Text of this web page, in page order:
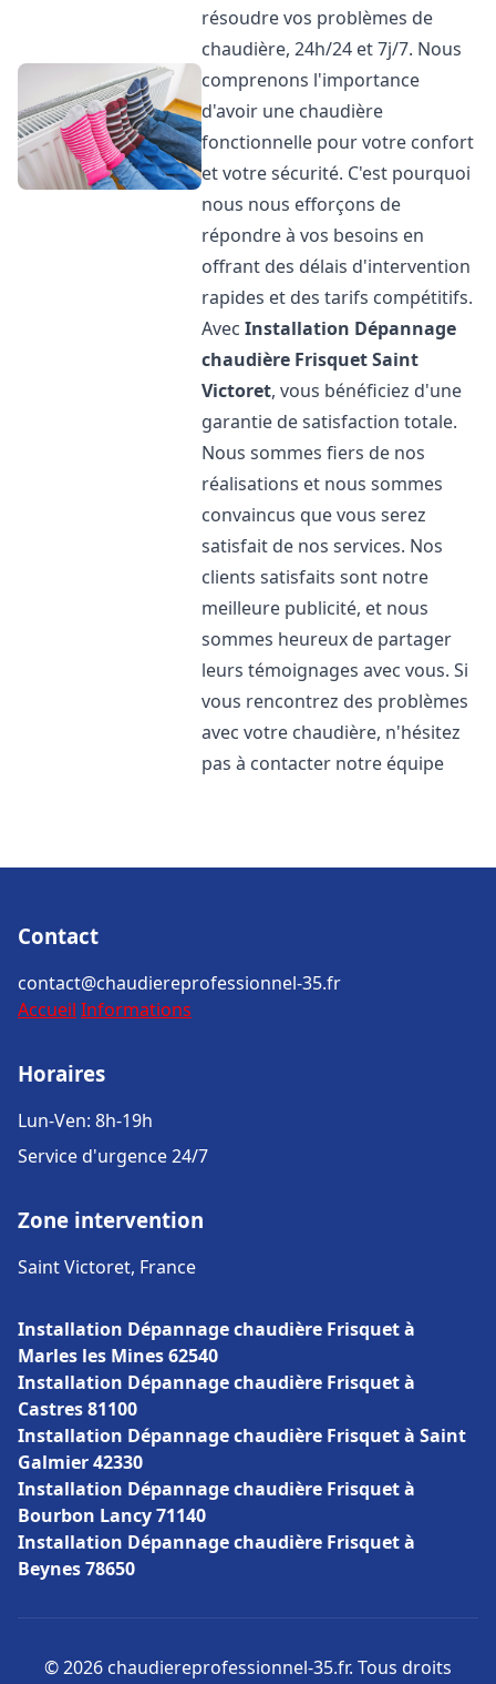
résoudre vos problèmes de
chaudière, 24h/24 et 7j/7. Nous
comprenons l'importance
d'avoir une chaudière
fonctionnelle pour votre confort
et votre sécurité. C'est pourquoi
nous nous efforçons de
répondre à vos besoins en
offrant des délais d'intervention
rapides et des tarifs compétitifs.
AvecInstallation Dépannage
chaudière FrisquetSaint
Victoret, vous bénéficiez d'une
garantie de satisfaction totale.
Nous sommes fiers de nos
réalisations et nous sommes
convaincus que vous serez
satisfait de nos services. Nos
clients satisfaits sont notre
meilleure publicité, et nous
sommes heureux de partager
leurs témoignages avec vous. Si
vous rencontrez des problèmes
avec votre chaudière, n'hésitez
pas à contacter notre équipe
Contact
contact@chaudiereprofessionnel-35.fr
Accueil Informations
Horaires
Lun-Ven: 8h-19h
Service d'urgence 24/7
Zone intervention
Saint Victoret, France
Installation Dépannage chaudière Frisquet à
Marles les Mines 62540
Installation Dépannage chaudière Frisquet à
Castres 81100
Installation Dépannage chaudière Frisquet à Saint
Galmier 42330
Installation Dépannage chaudière Frisquet à
Bourbon Lancy 71140
Installation Dépannage chaudière Frisquet à
Beynes 78650
© 2026 chaudiereprofessionnel-35.fr. Tous droits